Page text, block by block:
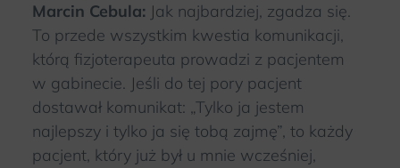
Marcin Cebula: Jak najbardziej, zgadza się.
To przede wszystkim kwestia komunikacji,
którą fizjoterapeuta prowadzi z pacjentem
w gabinecie. Jeśli do tej pory pacjent
dostawał komunikat: „Tylko ja jestem
najlepszy i tylko ja się tobą zajmę”, to każdy
pacjent, który już był u mnie wcześniej,